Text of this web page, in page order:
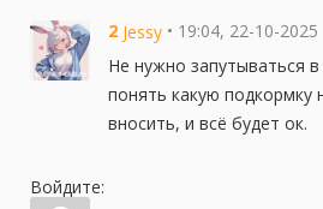
2 Jessy • 19:04, 22-10-2025
Не нужно запутываться
понять какую подкормку
вносить, и всё будет ок.
Войдите: